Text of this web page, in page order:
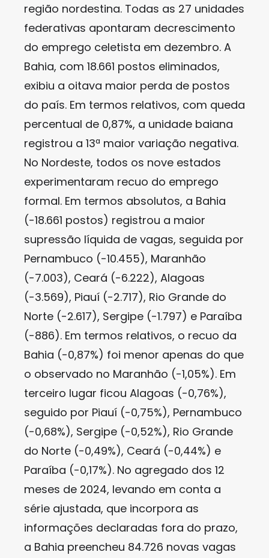
região nordestina. Todas as 27 unidades
federativas apontaram decrescimento
do emprego celetista em dezembro. A
Bahia, com 18.661 postos eliminados,
exibiu a oitava maior perda de postos
do país. Em termos relativos, com queda
percentual de 0,87%, a unidade baiana
registrou a 13ª maior variação negativa.
No Nordeste, todos os nove estados
experimentaram recuo do emprego
formal. Em termos absolutos, a Bahia
(-18.661 postos) registrou a maior
supressão líquida de vagas, seguida por
Pernambuco (-10.455), Maranhão
(-7.003), Ceará (-6.222), Alagoas
(-3.569), Piauí (-2.717), Rio Grande do
Norte (-2.617), Sergipe (-1.797) e Paraíba
(-886). Em termos relativos, o recuo da
Bahia (-0,87%) foi menor apenas do que
o observado no Maranhão (-1,05%). Em
terceiro lugar ficou Alagoas (-0,76%),
seguido por Piauí (-0,75%), Pernambuco
(-0,68%), Sergipe (-0,52%), Rio Grande
do Norte (-0,49%), Ceará (-0,44%) e
Paraíba (-0,17%). No agregado dos 12
meses de 2024, levando em conta a
série ajustada, que incorpora as
informações declaradas fora do prazo,
a Bahia preencheu 84.726 novas vagas